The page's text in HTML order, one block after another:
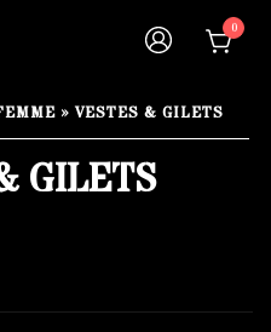
0
» VESTES & GILETS
GILETS